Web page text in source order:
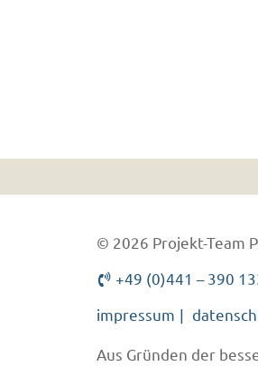
© 2026 Projekt-Team
+49 (0)441 – 390
impressum
Aus Gründen der